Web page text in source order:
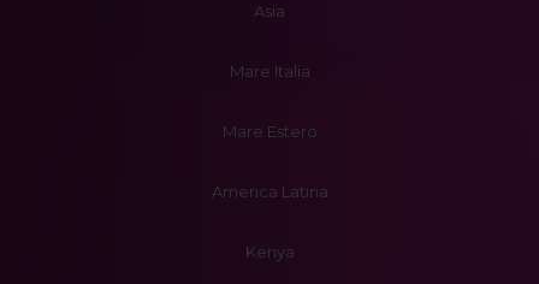
Asia
Mare Italia
Mare Estero
America Latina
Kenya